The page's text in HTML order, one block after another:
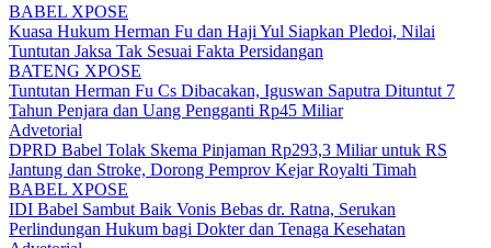
BABEL XPOSE
Kuasa Hukum Herman Fu dan Haji Yul Siapkan Pledoi, Nilai
Tuntutan Jaksa Tak Sesuai Fakta Persidangan
BATENG XPOSE
Tuntutan Herman Fu Cs Dibacakan, Iguswan Saputra Dituntut 7
Tahun Penjara dan Uang Pengganti Rp45 Miliar
Advetorial
DPRD Babel Tolak Skema Pinjaman Rp293,3 Miliar untuk RS
Jantung dan Stroke, Dorong Pemprov Kejar Royalti Timah
BABEL XPOSE
IDI Babel Sambut Baik Vonis Bebas dr. Ratna, Serukan
Perlindungan Hukum bagi Dokter dan Tenaga Kesehatan